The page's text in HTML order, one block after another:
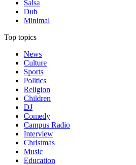
Salsa
Dub
Minimal
Top topics
News
Culture
Sports
Politics
Religion
Children
DJ
Comedy
Campus Radio
Interview
Christmas
Music
Education